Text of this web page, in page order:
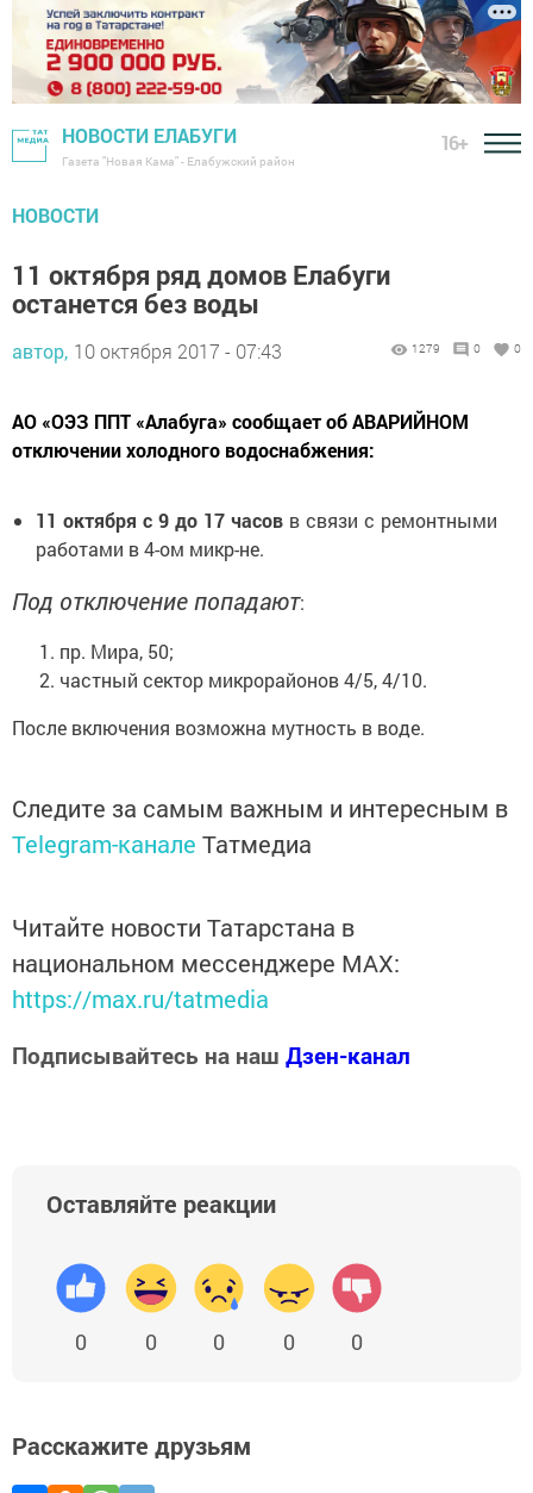
НОВОСТИ ЕЛАБУГИ
Газета "Новая Кама" - Елабужский район
16+
НОВОСТИ
11 октября ряд домов Елабуги
останется без воды
автор, 10 октября 2017 - 07:43 1279 0 0
АО «ОЭЗ ППТ «Алабуга» сообщает об АВАРИЙНОМ
отключении холодного водоснабжения:
11 октября с 9 до 17 часов в связи с ремонтными
работами в 4-ом микр-не.
Под отключение попадают:
пр. Мира, 50;
частный сектор микрорайонов 4/5, 4/10.
После включения возможна мутность в воде.
Следите за самым важным и интересным в
Telegram-канале Татмедиа
Читайте новости Татарстана в
национальном мессенджере MАХ:
https://max.ru/tatmedia
Подписывайтесь на наш Дзен-канал
Оставляйте реакции
0 0 0 0 0
Расскажите друзьям